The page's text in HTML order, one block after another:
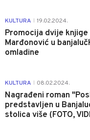
KULTURA 19.02.2024.
Promocija dvije knjige
Marđonović u
omladine
KULTURA 08.02.2024.
Nagrađeni roman
predstavljen u
stolica više (FOTO,